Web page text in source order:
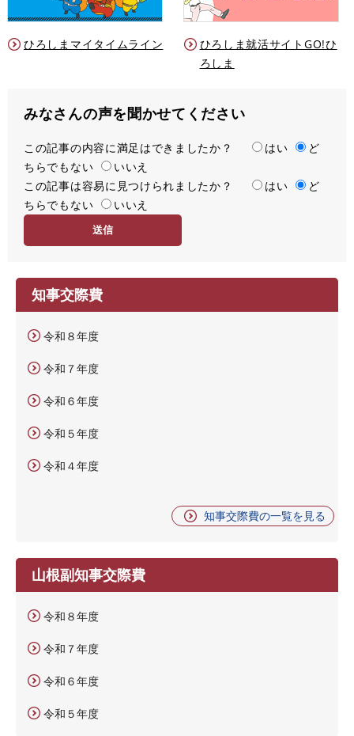
ひろしまマイタイムライン
ひろしま就活サイトGO!ひ
ろしま
みなさんの声を聞かせてください
満
足
度
この記事の内容に満足はできましたか？ はい
ど
ちらでもない
いいえ
容
易
この記事は容易に見つけられましたか？ はい
ど
ちらでもない
いいえ
知事交際費
令和８年度
令和７年度
令和６年度
令和５年度
令和４年度
知事交際費の一覧を見る
山根副知事交際費
令和８年度
令和７年度
令和６年度
令和５年度